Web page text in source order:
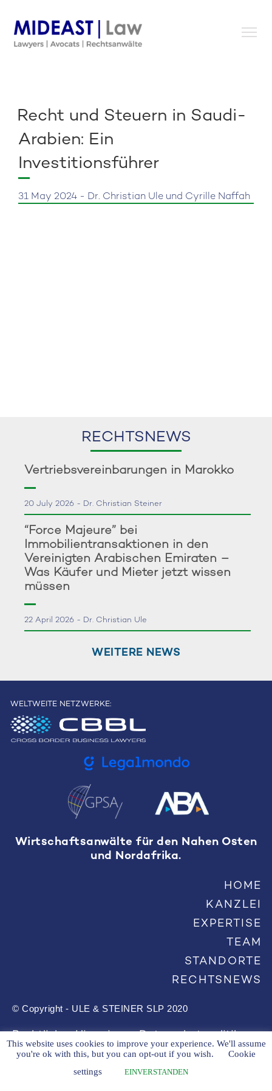
Recht und Steuern in Saudi-
Arabien: Ein
Investitionsführer
31 May 2024 - Dr. Christian Ule und Cyrille Naffah
RECHTSNEWS
Vertriebsvereinbarungen in Marokko
20 July 2026 - Dr. Christian Steiner
“Force Majeure” bei
Immobilientransaktionen in den
Vereinigten Arabischen Emiraten –
Was Käufer und Mieter jetzt wissen
müssen
22 April 2026 - Dr. Christian Ule
WEITERE NEWS
WELTWEITE NETZWERKE:
Wirtschaftsanwälte für den Nahen Osten
und Nordafrika.
HOME
KANZLEI
EXPERTISE
TEAM
STANDORTE
RECHTSNEWS
© Copyright - ULE & STEINER SLP 2020
This website uses cookies to improve your experience. We'll assume
you're ok with this, but you can opt-out if you wish.
Cookie
settings
EINVERSTANDEN